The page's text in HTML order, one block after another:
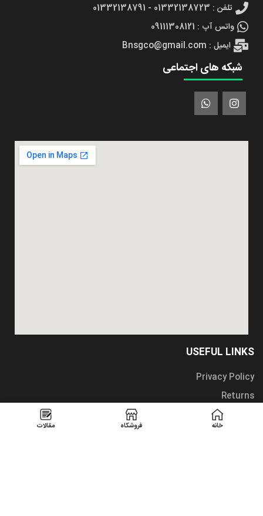
تلفن : 01332138723 - 01332138791
واتس آپ : 09111308121
ایمیل : Bnsgco@gmail.com
شبکه های اجتماعی
USEFUL LINKS
Privacy Policy
Returns
Terms & Conditions
خانه فروشگاه مقالات